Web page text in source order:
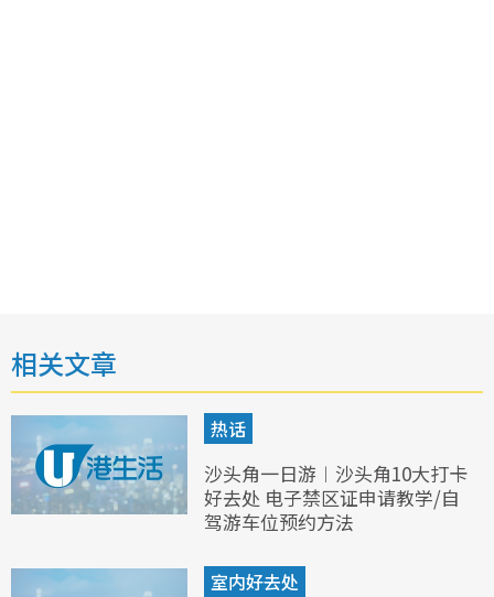
相关文章
热话
沙头角一日游︱沙头角10大打卡
好去处 电子禁区证申请教学/自
驾游车位预约方法
室内好去处